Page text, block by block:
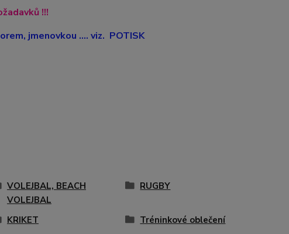
!!!
jmenovkou .... viz. POTISK
VOLEJBAL, BEACH
VOLEJBAL
RUGBY
KRIKET
Tréninkové oblečení